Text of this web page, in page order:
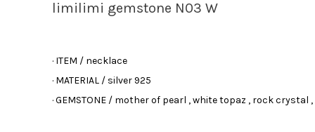
limilimi gemstone N03 W
· ITEM / necklace
· MATERIAL / silver 925
· GEMSTONE / mother of pearl , white topaz , rock crystal